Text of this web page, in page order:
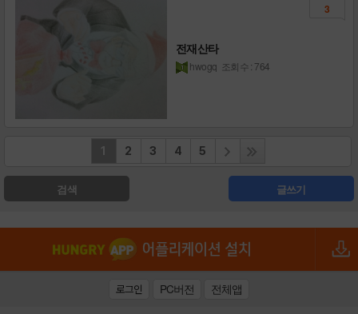
전재산타
hwogq 조회수 : 764
3
1 2 3 4 5
검색 글쓰기
로그인 PC버전 전체앱